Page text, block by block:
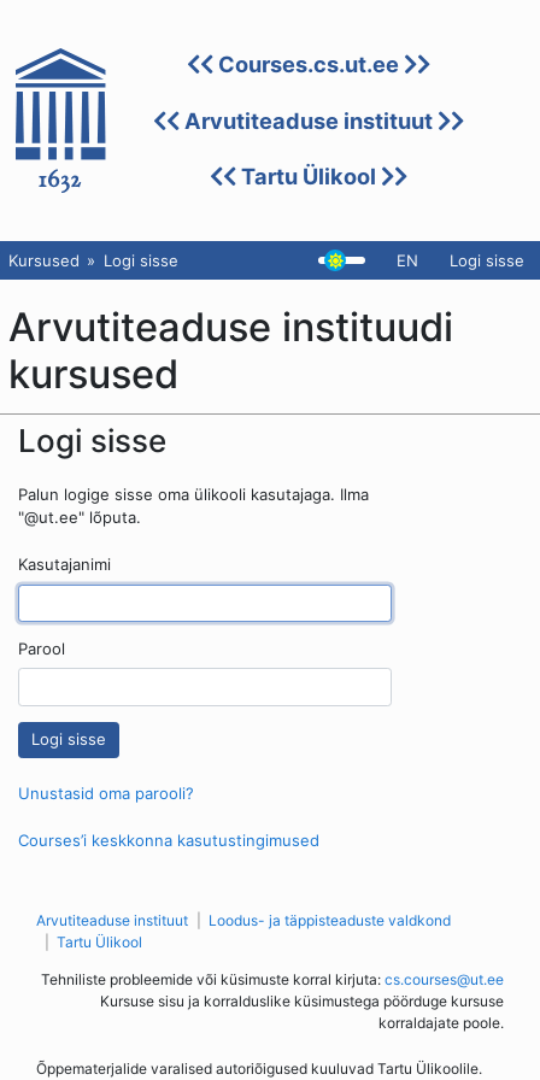
Courses.cs.ut.ee
Arvutiteaduse instituut
Tartu Ülikool
Kursused Logi sisse EN Logi sisse
Arvutiteaduse instituudi
kursused
Logi sisse
Palun logige sisse oma ülikooli kasutajaga. Ilma
"@ut.ee" lõputa.
Kasutajanimi
Parool
Unustasid oma parooli?
Courses’i keskkonna kasutustingimused
Arvutiteaduse instituut
Loodus- ja täppisteaduste valdkond
Tartu Ülikool
Tehniliste probleemide või küsimuste korral kirjuta: cs.courses@ut.ee
Kursuse sisu ja korralduslike küsimustega pöörduge kursuse
korraldajate poole.
Õppematerjalide varalised autoriõigused kuuluvad Tartu Ülikoolile.